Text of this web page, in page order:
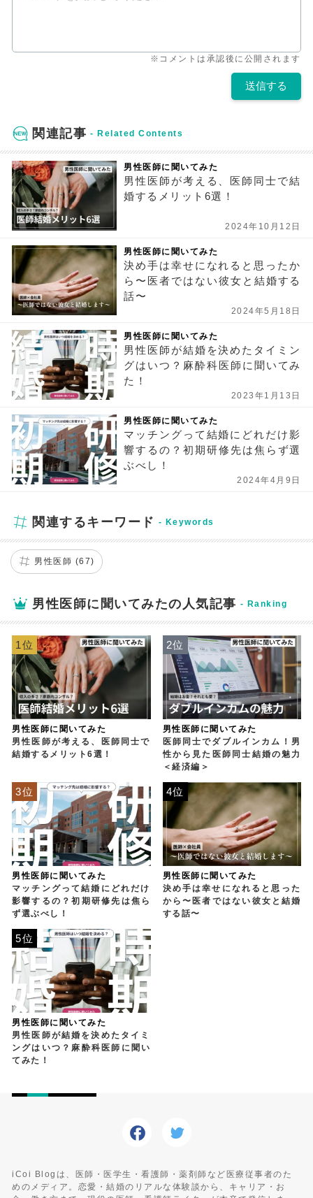
※コメントは承認後に公開されます
関連記事
男性医師に聞いてみた
男性医師が考える、医師同士で結
婚するメリット6選！
2024年10月12日
男性医師に聞いてみた
決め手は幸せになれると思ったか
ら〜医者ではない彼女と結婚する
話〜
2024年5月18日
男性医師に聞いてみた
男性医師が結婚を決めたタイミン
グはいつ？麻酔科医師に聞いてみ
た！
2023年1月13日
男性医師に聞いてみた
マッチングって結婚にどれだけ影
響するの？初期研修先は焦らず選
ぶべし！
2024年4月9日
関連するキーワード
男性医師 (67)
男性医師に聞いてみたの人気記事
男性医師に聞いてみた
男性医師が考える、医師同士で
結婚するメリット6選！
1位
男性医師に聞いてみた
医師同士でダブルインカム！男
性から見た医師同士結婚の魅力
＜経済編＞
2位
男性医師に聞いてみた
マッチングって結婚にどれだけ
影響するの？初期研修先は焦ら
ず選ぶべし！
3位
男性医師に聞いてみた
決め手は幸せになれると思った
から〜医者ではない彼女と結婚
する話〜
4位
男性医師に聞いてみた
男性医師が結婚を決めたタイミ
ングはいつ？麻酔科医師に聞い
てみた！
5位
iCoi Blogは、医師・医学生・看護師・薬剤師など医療従事者のた
めのメディア。恋愛・結婚のリアルな体験談から、キャリア・お